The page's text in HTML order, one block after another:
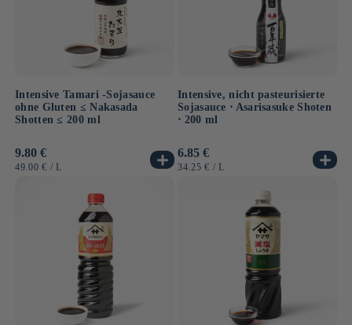
Intensive Tamari -Sojasauce
ohne Gluten ≤ Nakasada
Shotten ≤ 200 ml
Normaler
Preis
9.80 €
GRUNDPREIS
49.00 € / PRO
L
Intensive, nicht pasteurisierte
Sojasauce ⋅ Asarisasuke Shoten
⋅ 200 ml
Normaler
Preis
6.85 €
GRUNDPREIS
34.25 € / PRO
L